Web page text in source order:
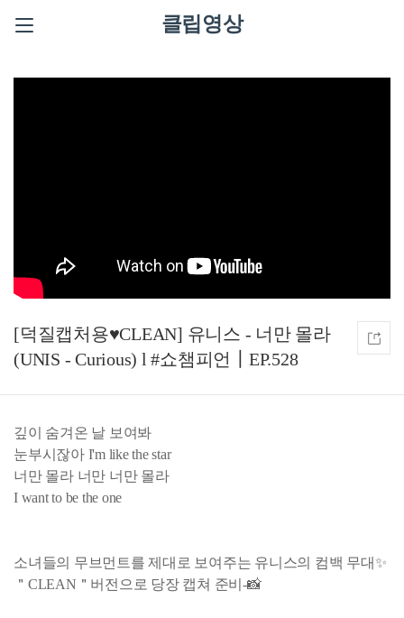
클립영상
[덕질캡처용♥CLEAN] 유니스 - 너만 몰라
(UNIS - Curious) l #쇼챔피언┃EP.528
깊이 숨겨온 날 보여봐
눈부시잖아 I'm like the star
너만 몰라 너만 너만 몰라
I want to be the one
소녀들의 무브먼트를 제대로 보여주는 유니스의 컴백 무대✨
＂CLEAN＂버전으로 당장 캡쳐 준비-📸